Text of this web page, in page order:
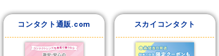
コンタクト通販.com スカイコンタクト